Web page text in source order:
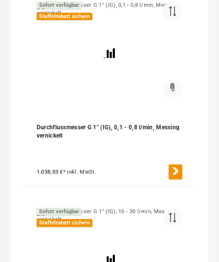
Sofort verfügbar
Staffelrabatt sichern
Durchflussmesser G 1" (IG), 0,1 - 0,8 l/min, Messing
vernickelt
1.038,03 €*inkl. MwSt.
Sofort verfügbar
Staffelrabatt sichern